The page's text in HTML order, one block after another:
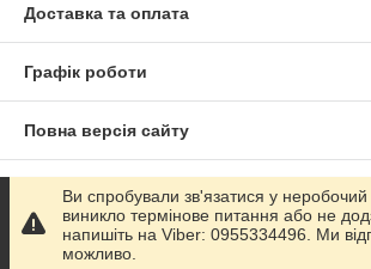
Доставка та оплата
Графік роботи
Повна версія сайту
Сайт створено на маркетплейсі Prom.ua
Політика конфіденційності
Ви спробували зв'язатися у
виникло термінове питання або не
напишіть на Viber: 0955334496. Ми
можливо.